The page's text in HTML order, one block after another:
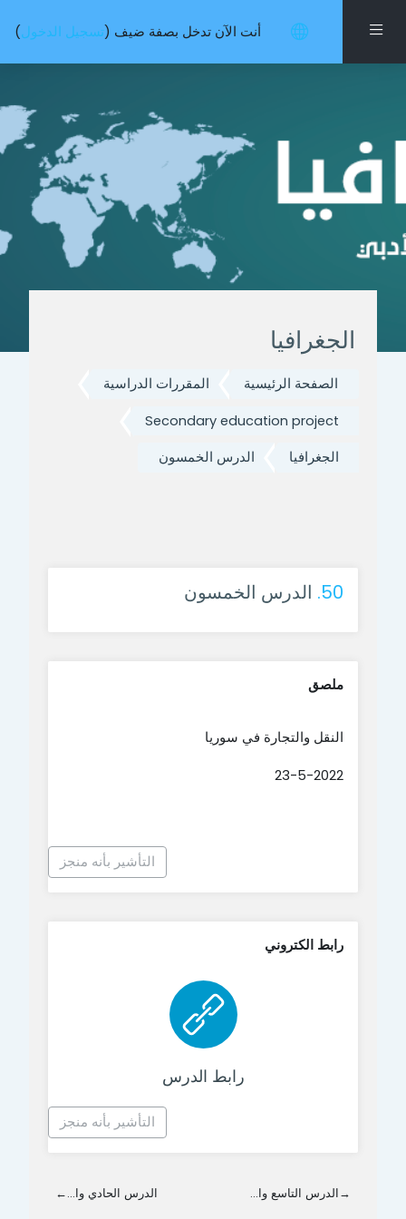
واجهة جانبية أنت الآن تدخل بصفة ضيف (تسجيل الدخول)
الجغرافيا
الصفحة الرئيسية المقررات الدراسية
Secondary education project
الجغرافيا الدرس الخمسون
50. الدرس الخمسون
ملصق
النقل والتجارة في سوريا
23-5-2022
التأشير بأنه منجز
رابط الكتروني
رابط الدرس
رابط الكتروني
التأشير بأنه منجز
→الدرس التاسع وا... الدرس الحادي وا...←